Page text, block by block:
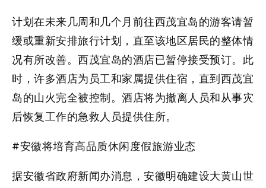
计划在未来几周和几个月前往西茂宜岛的游客请暂
缓或重新安排旅行计划，直至该地区居民的整体情
况有所改善。西茂宜岛的酒店已暂停接受预订。此
时，许多酒店为员工和家属提供住宿，直到西茂宜
岛的山火完全被控制。酒店将为撤离人员和从事灾
后恢复工作的急救人员提供住所。
#安徽将培育高品质休闲度假旅游业态
据安徽省政府新闻办消息，安徽明确建设大黄山世